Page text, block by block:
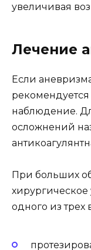
увеличивая
Лечение
Если
наблюдение.
осложнений
При больших
одного из